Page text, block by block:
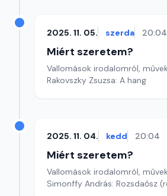
2025. 11. 05. szerda 20:04
Miért szeretem?
Vallomások irodalomról,
Rakovszky Zsuzsa: A hang
2025. 11. 04. kedd 20:04
Miért szeretem?
Vallomások irodalomról,
Simonffy András: Rozsdaősz